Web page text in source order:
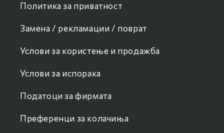
Политика за приватност
Замена / рекламации / поврат
Услови за користење и продажба
Услови за испорака
Податоци за фирмата
Преференци за колачиња